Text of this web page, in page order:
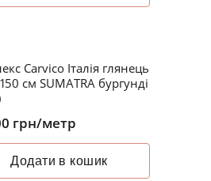
Carvico Італія глянець
см SUMATRA бургунді
грн/метр
Додати в кошик